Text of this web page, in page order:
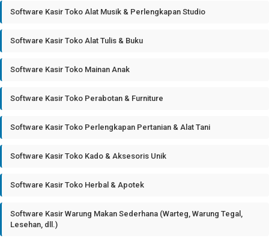
Software Kasir Toko Alat Musik & Perlengkapan Studio
Software Kasir Toko Alat Tulis & Buku
Software Kasir Toko Mainan Anak
Software Kasir Toko Perabotan & Furniture
Software Kasir Toko Perlengkapan Pertanian & Alat Tani
Software Kasir Toko Kado & Aksesoris Unik
Software Kasir Toko Herbal & Apotek
Software Kasir Warung Makan Sederhana (Warteg, Warung Tegal,
Lesehan, dll.)